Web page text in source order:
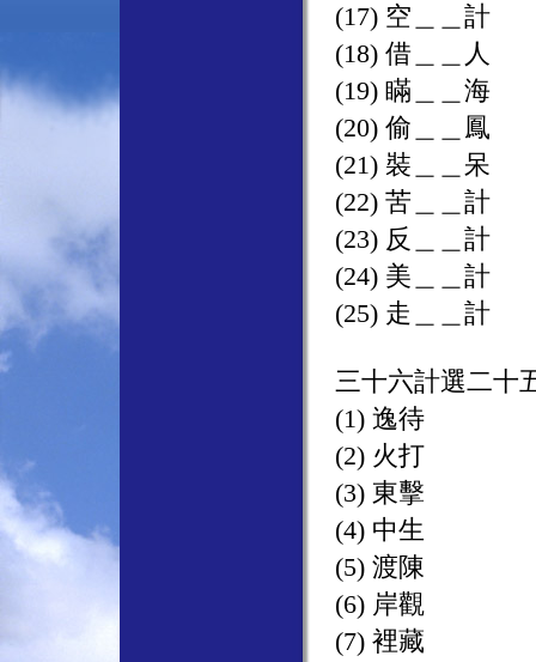
(17) 空＿＿計
(18) 借＿＿人
(19) 瞞＿＿海
(20) 偷＿＿鳳
(21) 裝＿＿呆
(22) 苦＿＿計
(23) 反＿＿計
(24) 美＿＿計
(25) 走＿＿計
三十六計選二十
(1) 逸待
(2) 火打
(3) 東擊
(4) 中生
(5) 渡陳
(6) 岸觀
(7) 裡藏